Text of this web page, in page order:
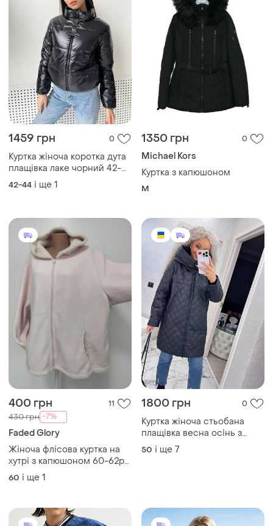
1459 грн 0
Куртка жіноча коротка дута
плащівка лаке чорний 42-
48 рр
42-44 і ще 1
1350 грн 0
Michael Kors
Куртка з капюшоном
M
400 грн 11
430 грн -7%
Faded Glory
Жіноча флісова куртка на
хутрі з капюшоном 60-62р
ог 146-150см
60 і ще 1
1800 грн 0
Куртка жіноча стьобана
плащівка весна осінь з
капюшоном чорний батал
50-64 розмір
50 і ще 7